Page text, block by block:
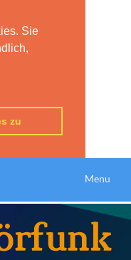
Sie
zu
Menu